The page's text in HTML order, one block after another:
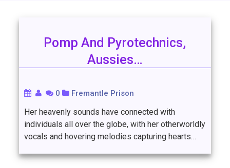
Pomp And Pyrotechnics,
Aussies…
0 Fremantle Prison
Her heavenly sounds have connected with
individuals all over the globe, with her otherworldly
vocals and hovering melodies capturing hearts…